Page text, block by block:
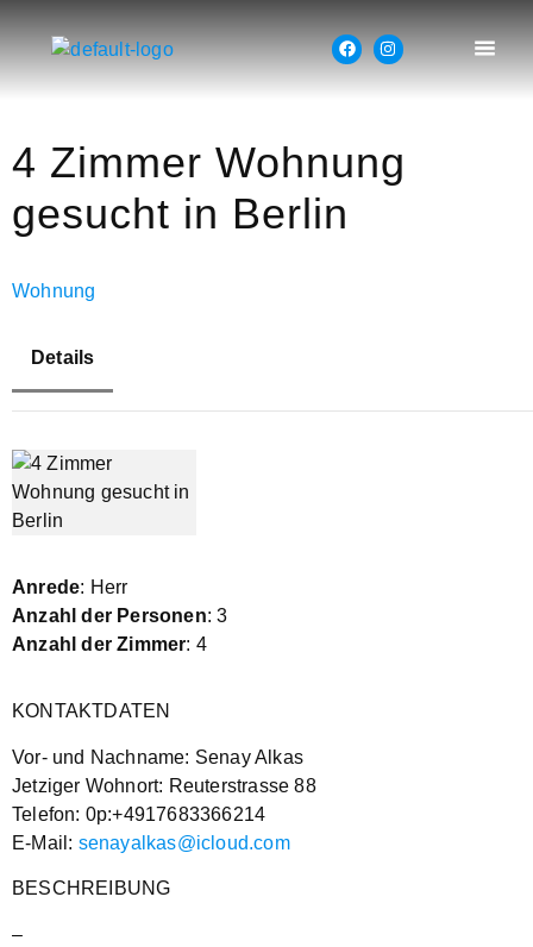
4 Zimmer Wohnung
gesucht in Berlin
Wohnung
Details
Anrede: Herr
Anzahl der Personen: 3
Anzahl der Zimmer: 4
KONTAKTDATEN
Vor- und Nachname: Senay Alkas
Jetziger Wohnort: Reuterstrasse 88
Telefon: 0p:+4917683366214
E-Mail: senayalkas@icloud.com
BESCHREIBUNG
–